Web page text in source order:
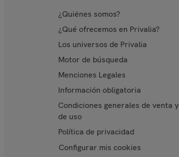
¿Quiénes somos?
¿Qué ofrecemos en Privalia?
Los universos de Privalia
Motor de búsqueda
Menciones Legales
Información obligatoria
Condiciones generales de venta y
de uso
Política de privacidad
Configurar mis cookies